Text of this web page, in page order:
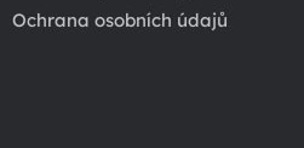
Ochrana osobních údajů